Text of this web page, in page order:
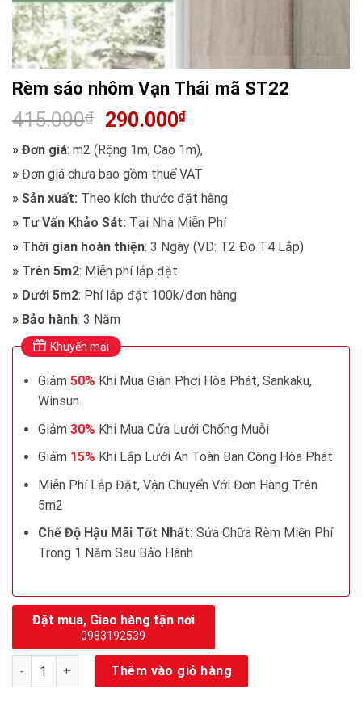
Rèm sáo nhôm Vạn Thái mã ST22
415.000₫ 290.000₫
» Đơn giá: m2 (Rộng 1m, Cao 1m),
» Đơn giá chưa bao gồm thuế VAT
» Sản xuất: Theo kích thước đặt hàng
» Tư Vấn Khảo Sát: Tại Nhà Miễn Phí
» Thời gian hoàn thiện: 3 Ngày (VD: T2 Đo T4 Lắp)
» Trên 5m2: Miễn phí lắp đặt
» Dưới 5m2: Phí lắp đặt 100k/đơn hàng
» Bảo hành: 3 Năm
Khuyến mại
Giảm 50% Khi Mua Giàn Phơi Hòa Phát, Sankaku,
Winsun
Giảm 30% Khi Mua Cửa Lưới Chống Muỗi
Giảm 15% Khi Lắp Lưới An Toàn Ban Công Hòa Phát
Miễn Phí Lắp Đặt, Vận Chuyển Với Đơn Hàng Trên
5m2
Chế Độ Hậu Mãi Tốt Nhất: Sửa Chữa Rèm Miễn Phí
Trong 1 Năm Sau Bảo Hành
Đặt mua, Giao hàng tận nơi
0983192539
Rèm sáo nhôm Vạn Thái mã ST22 số lượng
Thêm vào giỏ hàng